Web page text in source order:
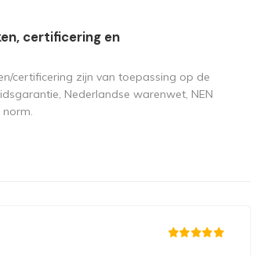
certificering en
certificering zijn van toepassing op de
Nederlandse warenwet, NEN
norm.